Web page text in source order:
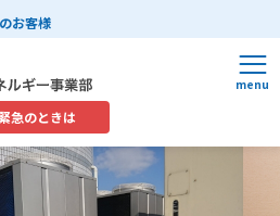
お客様
急のときは